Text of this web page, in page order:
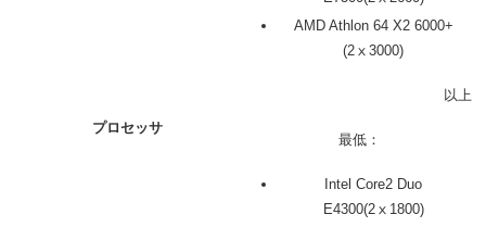
プロセッサ
AMD Athlon 64 X2 6000+
(2ⅹ3000)
以上
最低：
Intel Core2 Duo
E4300(2ⅹ1800)